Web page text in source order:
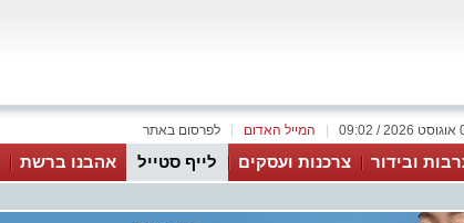
לפרסום באתר המייל האדום
ובידור צרכנות ועסקים לייף סטייל אהבנו ברשת